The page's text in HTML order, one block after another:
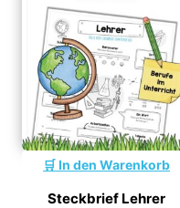
In den Warenkorb
Steckbrief Lehrer